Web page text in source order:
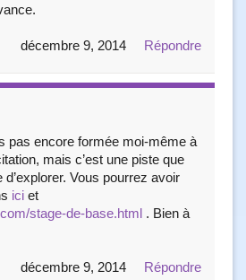
Répondre
décembre 9, 2014
pas encore formée moi-même à
mais c’est une piste que
d’explorer. Vous pourrez avoir
ici et
stage-de-base.html . Bien à
Répondre
décembre 9, 2014